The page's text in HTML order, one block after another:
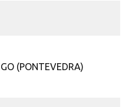
(PONTEVEDRA)